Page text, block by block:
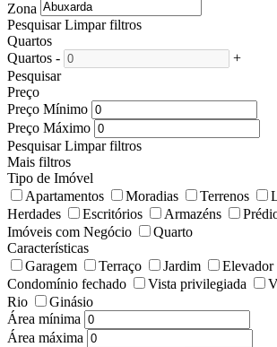
Zona
Pesquisar Limpar filtros
Quartos
Quartos -
+
Pesquisar
Preço
Preço Mínimo
Preço Máximo
Pesquisar Limpar filtros
Mais filtros
Tipo de Imóvel
Apartamentos
Moradias Terrenos
Herdades
Escritórios Armazéns
Imóveis com Negócio
Quarto
Características
Garagem
Terraço Jardim Elevador
Condomínio fechado
Vista privilegiada
Rio
Ginásio
Área mínima
Área máxima